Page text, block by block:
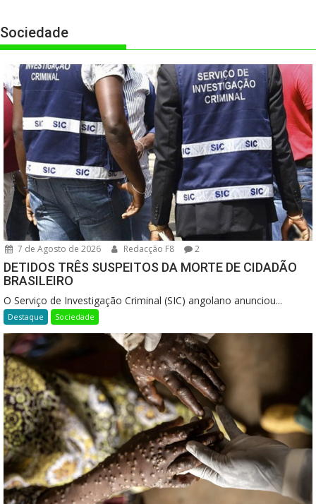
Sociedade
7 de Agosto de 2026 Redacção F8 2
DETIDOS TRÊS SUSPEITOS DA MORTE DE CIDADÃO
BRASILEIRO
O Serviço de Investigação Criminal (SIC) angolano anunciou...
Destaque Sociedade